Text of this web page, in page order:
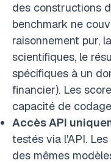
des constructions
benchmark ne
raisonnement pur,
scientifiques, le
spécifiques à un
financier). Les
capacité de
Accès API
testés via l'API.
des mêmes